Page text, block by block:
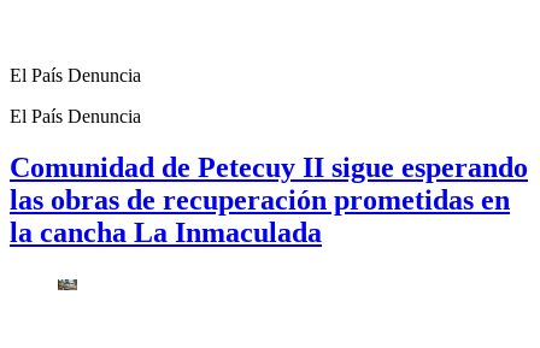
El País Denuncia
El País Denuncia
Comunidad de Petecuy II sigue esperando
las obras de recuperación prometidas en
la cancha La Inmaculada